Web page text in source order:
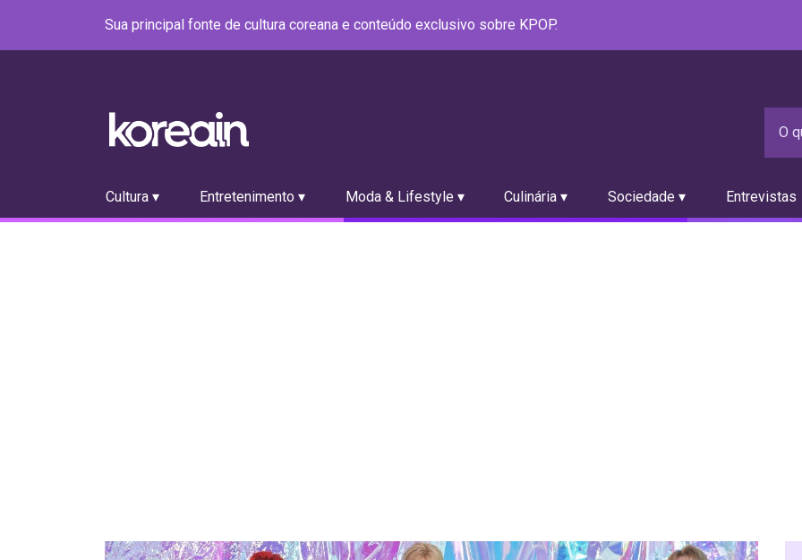
Sua principal fonte de cultura coreana e conteúdo exclusivo sobre KPOP.
Cultura ▾ Entretenimento ▾ Moda & Lifestyle ▾ Culinária ▾ Sociedade ▾ Entrevistas